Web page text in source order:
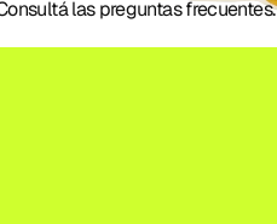
las preguntas frecuentes.